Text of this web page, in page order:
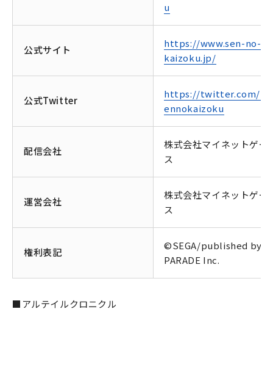
u
公式サイト
https://www.sen-no-
kaizoku.jp/
公式Twitter
https://twitter.com/
ennokaizoku
配信会社
株式会社マイネットゲー
ス
運営会社
株式会社マイネットゲー
ス
権利表記
©SEGA/published by
PARADE Inc.
■アルテイルクロニクル